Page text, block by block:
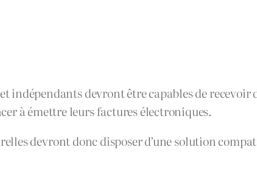
indépendants devront être capables de recevoir
à émettre leurs factures électroniques.
devront donc disposer d’une solution